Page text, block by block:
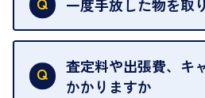
を整えておりますので、お
い。
お急ぎの場合はスタッフに
一度手放した物を取
当店は質店ではありません
は基本的に販売へと回され
せんので、ご了承ください。
査定料や出張費、キ
かかりますか